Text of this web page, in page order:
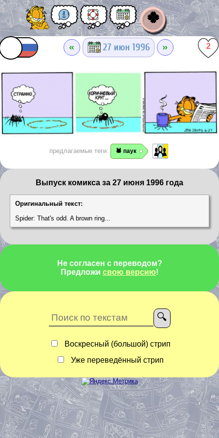
🍀
« 27 июн 1996 » 2
предлагаемые теги: 🕷️ паук
Выпуск комикса за 27 июня 1996 года
Оригинальный текст:
Spider: That's odd. A brown ring...
Не согласен с переводом?
Предложи свою версию!
Воскресный (большой) стрип
Уже переведённый стрип